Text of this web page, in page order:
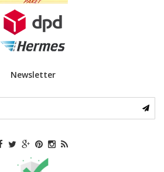
Newsletter